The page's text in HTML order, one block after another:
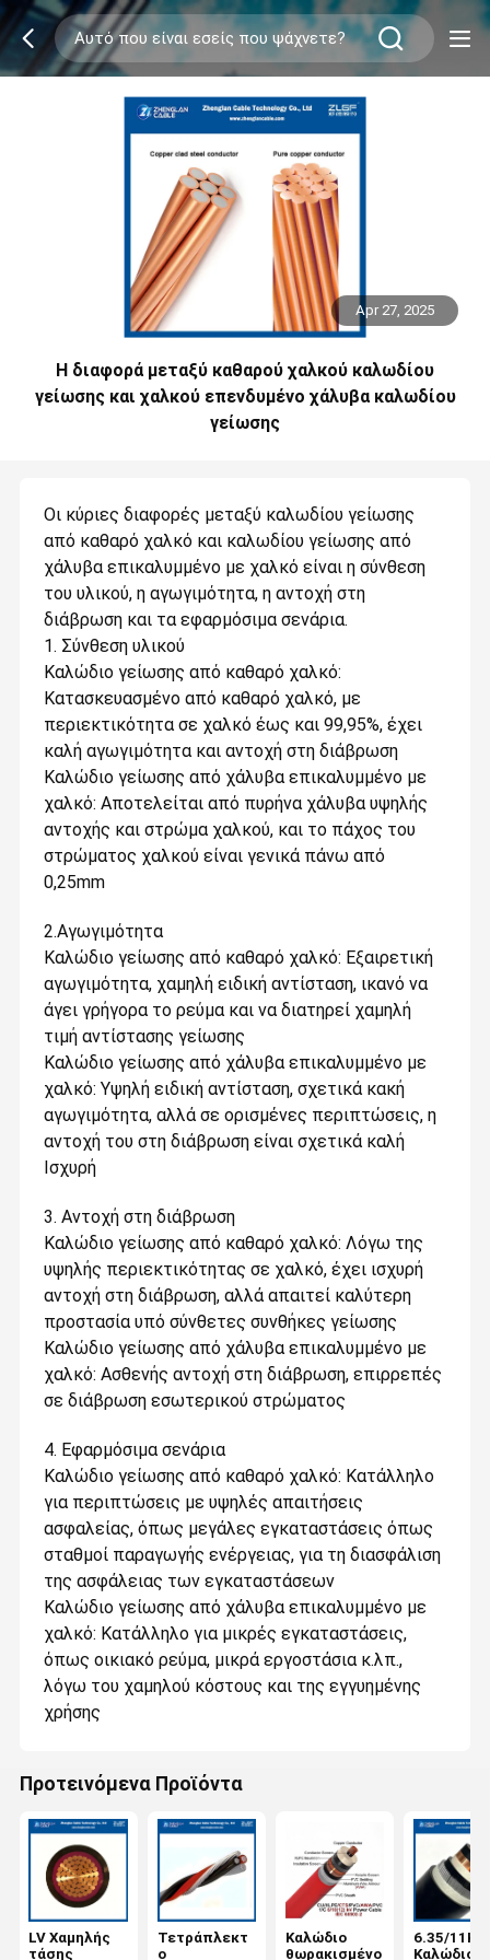
Apr 27, 2025
Η διαφορά μεταξύ καθαρού χαλκού καλωδίου
γείωσης και χαλκού επενδυμένο χάλυβα καλωδίου
γείωσης
Οι κύριες διαφορές μεταξύ καλωδίου γείωσης
από καθαρό χαλκό και καλωδίου γείωσης από
χάλυβα επικαλυμμένο με χαλκό είναι η σύνθεση
του υλικού, η αγωγιμότητα, η αντοχή στη
διάβρωση και τα εφαρμόσιμα σενάρια. ‌
1. Σύνθεση υλικού
‌Καλώδιο γείωσης από καθαρό χαλκό‌:
Κατασκευασμένο από καθαρό χαλκό, με
περιεκτικότητα σε χαλκό έως και 99,95%, έχει
καλή αγωγιμότητα και αντοχή στη διάβρωση‌
‌Καλώδιο γείωσης από χάλυβα επικαλυμμένο με
χαλκό‌: Αποτελείται από πυρήνα χάλυβα υψηλής
αντοχής και στρώμα χαλκού, και το πάχος του
στρώματος χαλκού είναι γενικά πάνω από
0,25mm‌
2.Αγωγιμότητα
‌Καλώδιο γείωσης από καθαρό χαλκό‌: Εξαιρετική
αγωγιμότητα, χαμηλή ειδική αντίσταση, ικανό να
άγει γρήγορα το ρεύμα και να διατηρεί χαμηλή
τιμή αντίστασης γείωσης‌
‌Καλώδιο γείωσης από χάλυβα επικαλυμμένο με
χαλκό‌: Υψηλή ειδική αντίσταση, σχετικά κακή
αγωγιμότητα, αλλά σε ορισμένες περιπτώσεις, η
αντοχή του στη διάβρωση είναι σχετικά καλή
Ισχυρή ‌
3. Αντοχή στη διάβρωση ‌
Καλώδιο γείωσης από καθαρό χαλκό‌: Λόγω της
υψηλής περιεκτικότητας σε χαλκό, έχει ισχυρή
αντοχή στη διάβρωση, αλλά απαιτεί καλύτερη
προστασία υπό σύνθετες συνθήκες γείωσης ‌
Καλώδιο γείωσης από χάλυβα επικαλυμμένο με
χαλκό‌: Ασθενής αντοχή στη διάβρωση, επιρρεπές
σε διάβρωση εσωτερικού στρώματος ‌
4. Εφαρμόσιμα σενάρια ‌
Καλώδιο γείωσης από καθαρό χαλκό‌: Κατάλληλο
για περιπτώσεις με υψηλές απαιτήσεις
ασφαλείας, όπως μεγάλες εγκαταστάσεις όπως
σταθμοί παραγωγής ενέργειας, για τη διασφάλιση
της ασφάλειας των εγκαταστάσεων ‌
Καλώδιο γείωσης από χάλυβα επικαλυμμένο με
χαλκό‌: Κατάλληλο για μικρές εγκαταστάσεις,
όπως οικιακό ρεύμα, μικρά εργοστάσια κ.λπ.,
λόγω του χαμηλού κόστους και της εγγυημένης
χρήσης ‌
Προτεινόμενα Προϊόντα
LV Χαμηλής
τάσης
Τετράπλεκτ
ο
Καλώδιο
θωρακισμένο
6.35/11KV
Καλώδιο